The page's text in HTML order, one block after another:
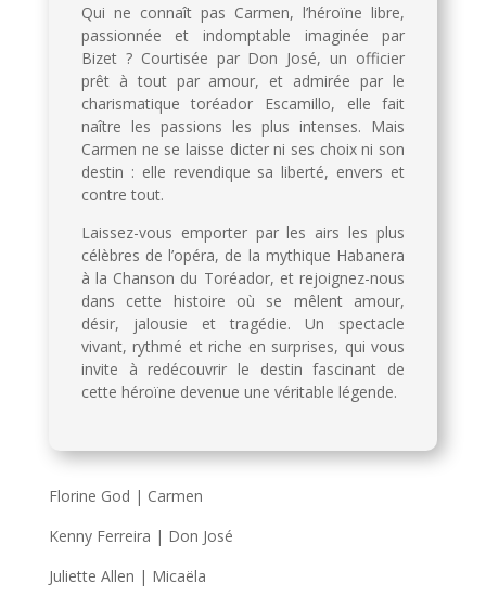
Qui ne connaît pas Carmen, l’héroïne libre,
passionnée et indomptable imaginée par
Bizet ? Courtisée par Don José, un officier
prêt à tout par amour, et admirée par le
charismatique toréador Escamillo, elle fait
naître les passions les plus intenses. Mais
Carmen ne se laisse dicter ni ses choix ni son
destin : elle revendique sa liberté, envers et
contre tout.
Laissez-vous emporter par les airs les plus
célèbres de l’opéra, de la mythique Habanera
à la Chanson du Toréador, et rejoignez-nous
dans cette histoire où se mêlent amour,
désir, jalousie et tragédie. Un spectacle
vivant, rythmé et riche en surprises, qui vous
invite à redécouvrir le destin fascinant de
cette héroïne devenue une véritable légende.
Florine God | Carmen
Kenny Ferreira | Don José
Juliette Allen | Micaëla